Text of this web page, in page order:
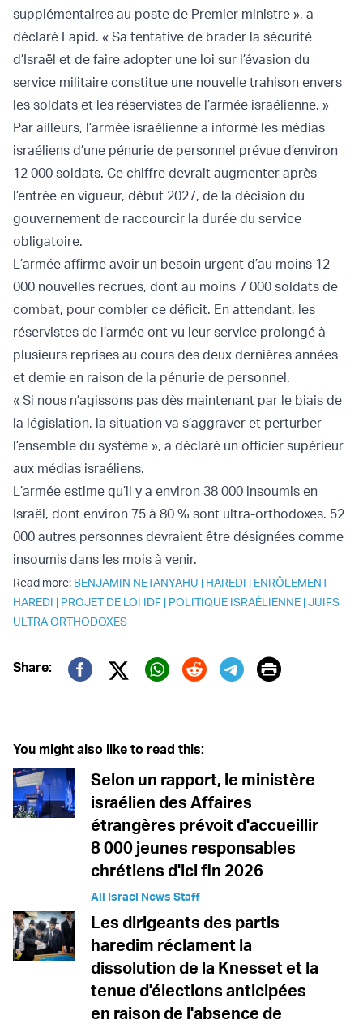
supplémentaires au poste de Premier ministre », a
déclaré Lapid. « Sa tentative de brader la sécurité
d’Israël et de faire adopter une loi sur l’évasion du
service militaire constitue une nouvelle trahison envers
les soldats et les réservistes de l’armée israélienne. »
Par ailleurs, l’armée israélienne a informé les médias
israéliens d’une pénurie de personnel prévue d’environ
12 000 soldats. Ce chiffre devrait augmenter après
l’entrée en vigueur, début 2027, de la décision du
gouvernement de raccourcir la durée du service
obligatoire.
L’armée affirme avoir un besoin urgent d’au moins 12
000 nouvelles recrues, dont au moins 7 000 soldats de
combat, pour combler ce déficit. En attendant, les
réservistes de l’armée ont vu leur service prolongé à
plusieurs reprises au cours des deux dernières années
et demie en raison de la pénurie de personnel.
« Si nous n’agissons pas dès maintenant par le biais de
la législation, la situation va s’aggraver et perturber
l’ensemble du système », a déclaré un officier supérieur
aux médias israéliens.
L’armée estime qu’il y a environ 38 000 insoumis en
Israël, dont environ 75 à 80 % sont ultra-orthodoxes. 52
000 autres personnes devraient être désignées comme
insoumis dans les mois à venir.
Read more: BENJAMIN NETANYAHU | HAREDI | ENRÔLEMENT
HAREDI | PROJET DE LOI IDF | POLITIQUE ISRAÉLIENNE |JUIFS
ULTRA ORTHODOXES
Share:
Twitter (X)
Print
You might also like to read this:
Selon un rapport, le ministère
israélien des Affaires
étrangères prévoit d'accueillir
8 000 jeunes responsables
chrétiens d'ici fin 2026
All Israel News Staff
Les dirigeants des partis
haredim réclament la
dissolution de la Knesset et la
tenue d'élections anticipées
en raison de l'absence de